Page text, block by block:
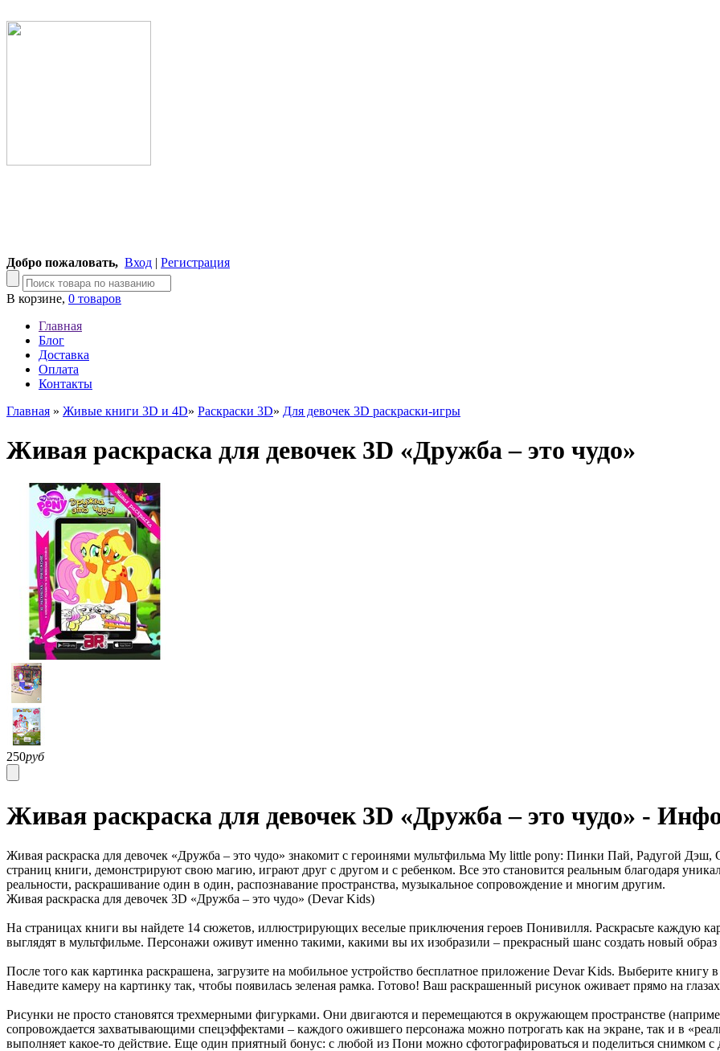
Добро пожаловать, Вход | Регистрация
В корзине, 0 товаров
Главная
Блог
Доставка
Оплата
Контакты
Главная » Живые книги 3D и 4D» Раскраски 3D» Для девочек 3D раскраски-игры
Живая раскраска для девочек 3D «Дружба – это чудо»
250руб
Живая раскраска для девочек 3D «Дружба – это чудо» -
Живая раскраска для девочек «Дружба – это чудо» знакомит с героинями мультфильма My little pony: Пинки Пай, Радугой
страниц книги, демонстрируют свою магию, играют друг с другом и с ребенком. Все это становится реальным благодаря
реальности, раскрашивание один в один, распознавание пространства, музыкальное сопровождение и многим другим.
Живая раскраска для девочек 3D «Дружба – это чудо» (Devar Kids)
На страницах книги вы найдете 14 сюжетов, иллюстрирующих веселые приключения героев Понивилля. Раскрасьте каждую
выглядят в мультфильме. Персонажи оживут именно такими, какими вы их изобразили – прекрасный шанс создать новый
После того как картинка раскрашена, загрузите на мобильное устройство бесплатное приложение Devar Kids. Выберите книгу
Наведите камеру на картинку так, чтобы появилась зеленая рамка. Готово! Ваш раскрашенный рисунок оживает прямо на
Рисунки не просто становятся трехмерными фигурками. Они двигаются и перемещаются в окружающем пространстве
сопровождается захватывающими спецэффектами – каждого ожившего персонажа можно потрогать как на экране, так и в
выполняет какое-то действие. Еще один приятный бонус: с любой из Пони можно сфотографироваться и поделиться снимком с